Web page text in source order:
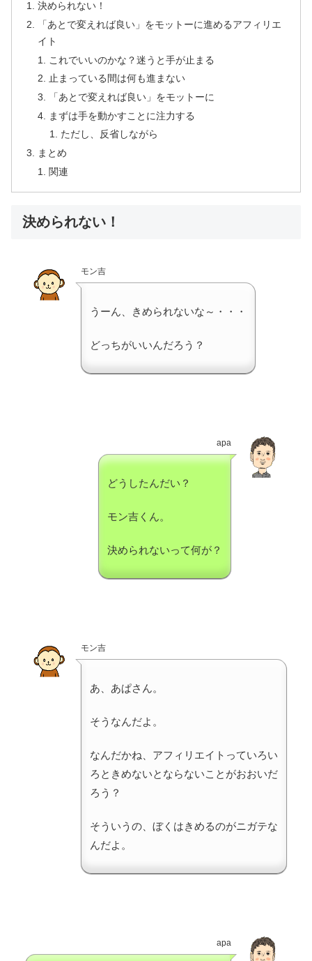
決められない！
「あとで変えれば良い」をモットーに進めるアフィリエ
イト
これでいいのかな？迷うと手が止まる
止まっている間は何も進まない
「あとで変えれば良い」をモットーに
まずは手を動かすことに注力する
ただし、反省しながら
まとめ
関連
決められない！
モン吉
うーん、きめられないな～・・・
どっちがいいんだろう？
apa
どうしたんだい？
モン吉くん。
決められないって何が？
モン吉
あ、あぱさん。
そうなんだよ。
なんだかね、アフィリエイトっていろい
ろときめないとならないことがおおいだ
ろう？
そういうの、ぼくはきめるのがニガテな
んだよ。
apa